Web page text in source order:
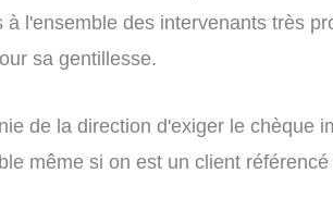
à l'ensemble des intervenants très
sa gentillesse.
de la direction d'exiger le chèque
même si on est un client